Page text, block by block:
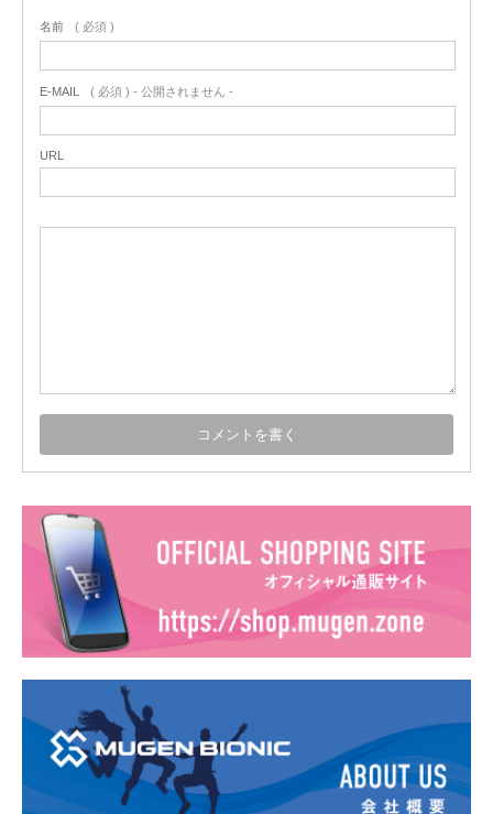
名前 ( 必須 )
E-MAIL ( 必須 ) - 公開されません -
URL